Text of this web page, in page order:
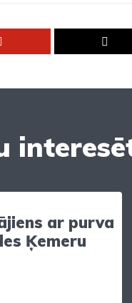
ar purva
Ķemeru